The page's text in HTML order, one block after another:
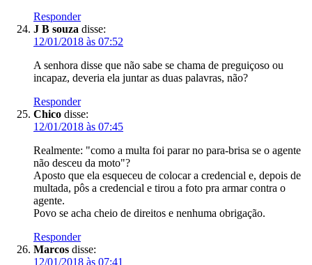
Responder
J B souza disse:
12/01/2018 às 07:52
A senhora disse que não sabe se chama de preguiçoso ou
incapaz, deveria ela juntar as duas palavras, não?
Responder
Chico disse:
12/01/2018 às 07:45
Realmente: "como a multa foi parar no para-brisa se o agente
não desceu da moto"?
Aposto que ela esqueceu de colocar a credencial e, depois de
multada, pôs a credencial e tirou a foto pra armar contra o
agente.
Povo se acha cheio de direitos e nenhuma obrigação.
Responder
Marcos disse:
12/01/2018 às 07:41